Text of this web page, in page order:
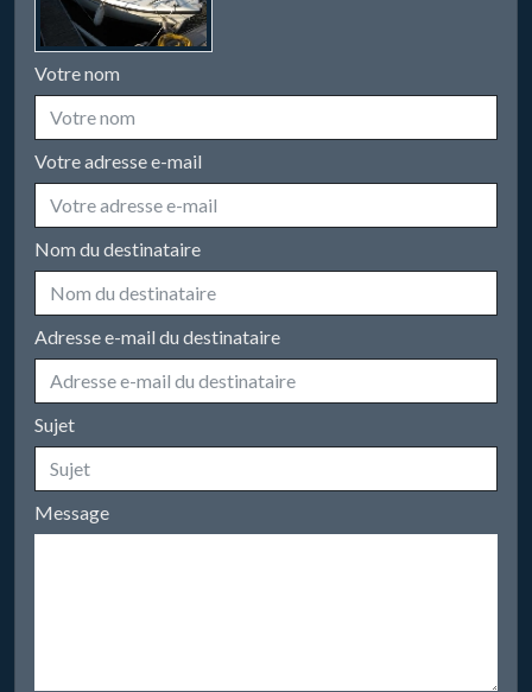
Votre nom
Votre adresse e-mail
Nom du destinataire
Adresse e-mail du destinataire
Sujet
Message